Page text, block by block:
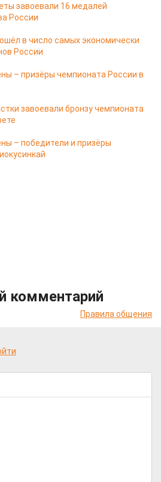
завоевали 16 медалей
России
в число самых экономически
России
– призёры чемпионата России в
завоевали бронзу чемпионата
– победители и призёры
комментарий
Правила общения